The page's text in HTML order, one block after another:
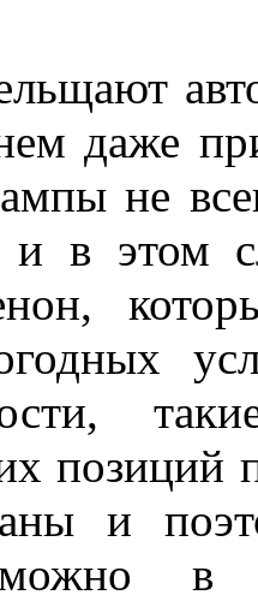
даже
не
в этом
позиций
и
в